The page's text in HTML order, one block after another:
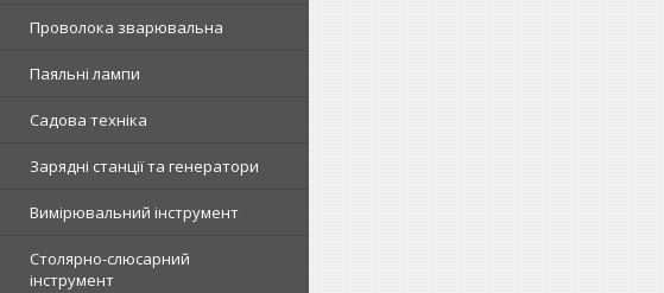
Проволока зварювальна
Паяльні лампи
Садова техніка
Зарядні станції та генератори
Вимірювальний інструмент
Столярно-слюсарний
інструмент